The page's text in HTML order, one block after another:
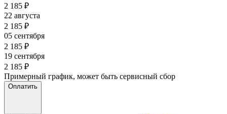
2 185 ₽
22 августа
2 185 ₽
05 сентября
2 185 ₽
19 сентября
2 185 ₽
Примерный график, может быть сервисный сбор
Оплатить